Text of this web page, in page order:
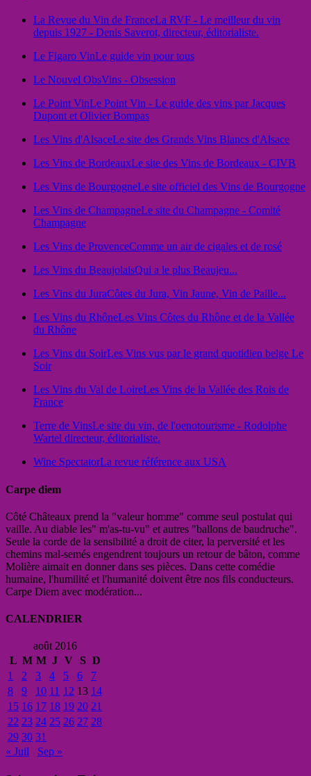
La Revue du Vin de FranceLa RVF - Le meilleur du vin
depuis 1927 - Denis Saverot, directeur, éditorialiste.
Le Figaro VinLe guide vin pour tous
Le Nouvel ObsVins - Obsession
Le Point VinLe Point Vin - Le guide des vins par Jacques
Dupont et Olivier Bompas
Les Vins d'AlsaceLe site des Grands Vins Blancs d'Alsace
Les Vins de BordeauxLe site des Vins de Bordeaux - CIVB
Les Vins de BourgogneLe site officiel des Vins de Bourgogne
Les Vins de ChampagneLe site du Champagne - Comité
Champagne
Les Vins de ProvenceComme un air de cigales et de rosé
Les Vins du BeaujolaisQui a le plus Beaujeu...
Les Vins du JuraCôtes du Jura, Vin Jaune, Vin de Paille...
Les Vins du RhôneLes Vins Côtes du Rhône et de la Vallée
du Rhône
Les Vins du SoirLes Vins vus par le grand quotidien belge Le
Soir
Les Vins du Val de LoireLes Vins de la Vallée des Rois de
France
Terre de VinsLe site du vin, de l'oenotourisme - Rodolphe
Wartel directeur, éditorialiste.
Wine SpectatorLa revue référence aux USA
Carpe diem
Côté Châteaux prend la "valeur homme" comme seul postulat qui
vaille. Au diable les" m'as-tu-vu" et autres "ballons de baudruche".
Seule la corde de la sensibilité a droit de citer, la perversité et les
chemins mal-semés engendrent toujours un retour de bâton, comme
Molière aimait en donner dans ses pièces. Dans cette comédie
humaine, l'humilité et l'humanité doivent être nos fils conducteurs.
Carpe Diem avec modération...
CALENDRIER
août 2016
L M M J V S D
1
2 3 4 5 6
7
8
9 10 11 12 13 14
15 16 17 18 19 20 21
22 23 24 25 26 27 28
29 30 31
« Juil
Sep »